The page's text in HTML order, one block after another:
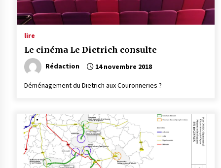
lire
Le cinéma Le Dietrich consulte
Rédaction 14 novembre 2018
Déménagement du Dietrich aux Couronneries ?